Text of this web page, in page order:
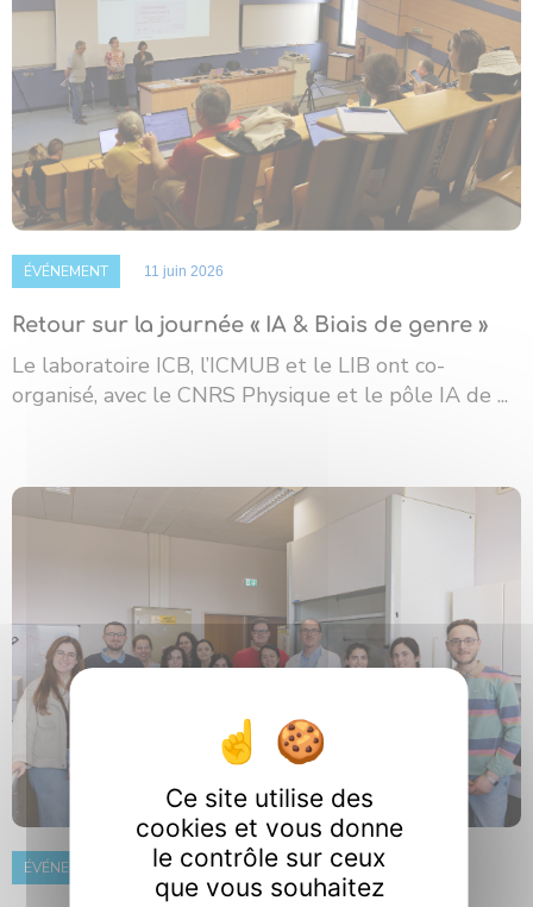
ÉVÉNEMENT 11 juin 2026
Retour sur la journée « IA & Biais de genre »
Le laboratoire ICB, l’ICMUB et le LIB ont co-
organisé, avec le CNRS Physique et le pôle IA de ...
ÉVÉNEMENT 8 juin 2026
Ce site utilise des
cookies et vous donne
le contrôle sur ceux
que vous souhaitez